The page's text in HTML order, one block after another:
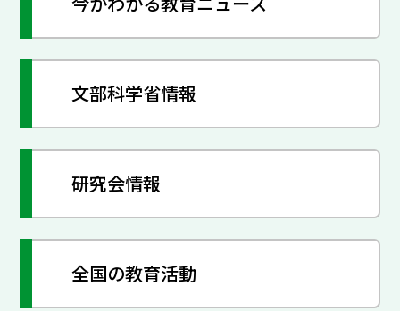
文部科学省情報
研究会情報
全国の教育活動